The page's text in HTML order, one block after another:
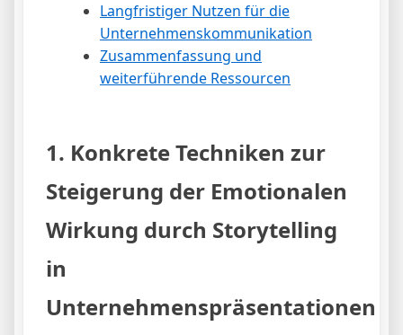
Langfristiger Nutzen für die
Unternehmenskommunikation
Zusammenfassung und
weiterführende Ressourcen
1. Konkrete Techniken zur
Steigerung der Emotionalen
Wirkung durch Storytelling
in
Unternehmenspräsentationen